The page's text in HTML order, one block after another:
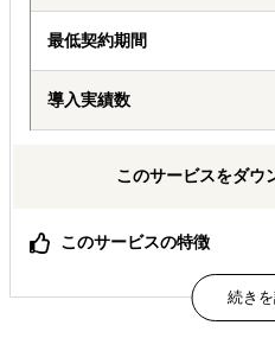
最低契約期間
導入実績数
このサービスをダウ
このサービスの特徴
渡航費・語学・ノウハウ・
のリアルを可視化
丁寧にヒアリングを実施、